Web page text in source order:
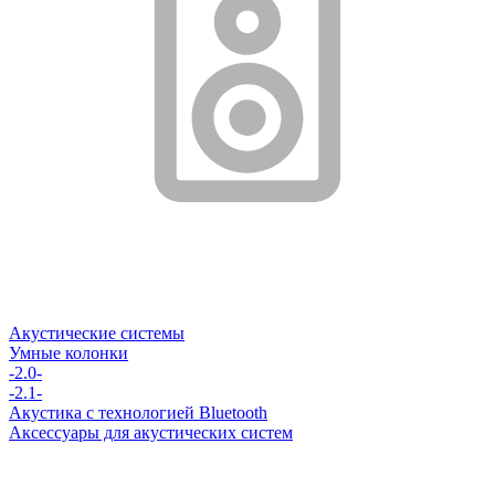
Акустические системы
Умные колонки
-2.0-
-2.1-
Акустика с технологией Bluetooth
Аксессуары для акустических систем